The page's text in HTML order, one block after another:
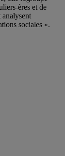
-ères et de
analysent
sociales ».